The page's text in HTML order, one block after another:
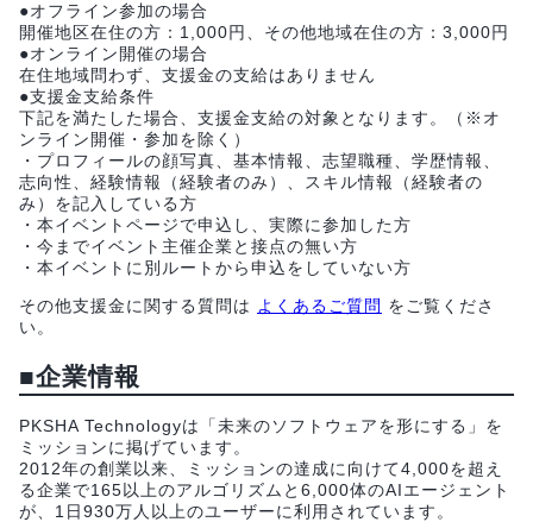
●オフライン参加の場合
開催地区在住の方：1,000円、その他地域在住の方：3,000円
●オンライン開催の場合
在住地域問わず、支援金の支給はありません
●支援金支給条件
下記を満たした場合、支援金支給の対象となります。（※オ
ンライン開催・参加を除く）
・プロフィールの顔写真、基本情報、志望職種、学歴情報、
志向性、経験情報（経験者のみ）、スキル情報（経験者の
み）を記入している方
・本イベントページで申込し、実際に参加した方
・今までイベント主催企業と接点の無い方
・本イベントに別ルートから申込をしていない方
その他支援金に関する質問は よくあるご質問 をご覧くださ
い。
■企業情報
PKSHA Technologyは「未来のソフトウェアを形にする」を
ミッションに掲げています。
2012年の創業以来、ミッションの達成に向けて4,000を超え
る企業で165以上のアルゴリズムと6,000体のAIエージェント
が、1日930万人以上のユーザーに利用されています。